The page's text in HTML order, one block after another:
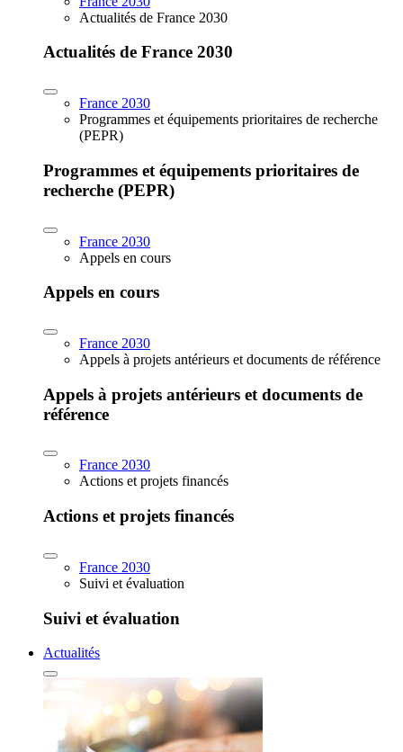
Actualités de France 2030
Actualités de France 2030
France 2030
Programmes et équipements prioritaires de recherche
(PEPR)
Programmes et équipements prioritaires de
recherche (PEPR)
France 2030
Appels en cours
Appels en cours
France 2030
Appels à projets antérieurs et documents de référence
Appels à projets antérieurs et documents de
référence
France 2030
Actions et projets financés
Actions et projets financés
France 2030
Suivi et évaluation
Suivi et évaluation
Actualités